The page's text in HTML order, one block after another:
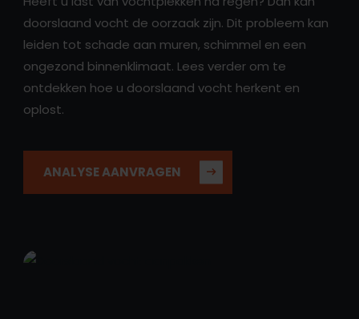
ANALYSE AANVRAGEN
doorslaand vocht de oorzaak zijn. Dit probleem kan
leiden tot schade aan muren, schimmel en een
ongezond binnenklimaat. Lees verder om te
ontdekken hoe u doorslaand vocht herkent en
oplost.
ANALYSE AANVRAGEN